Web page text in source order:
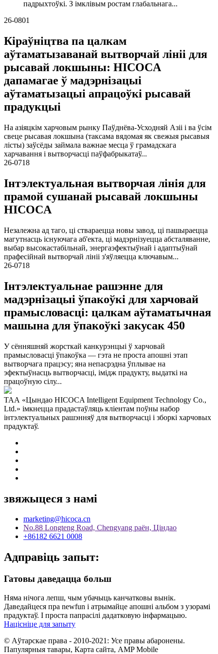
падрыхтоўкі. З імклівым ростам глабальнага...
26-0801
Кіраўніцтва па цалкам
аўтаматызаванай вытворчай лініі для
рысавай локшыны: HICOCA
дапамагае ў мадэрнізацыі
аўтаматызацыі апрацоўкі рысавай
прадукцыі
На азіяцкім харчовым рынку Паўднёва-Усходняй Азіі і ва ўсім
свеце рысавая локшына (таксама вядомая як свежыя рысавыя
лісты) заўсёды займала важнае месца ў грамадскага
харчавання і вытворчасці паўфабрыкатаў...
26-0718
Інтэлектуальная вытворчая лінія для
прамой сушанай рысавай локшыны
HICOCA
Незалежна ад таго, ці ствараецца новы завод, ці пашыраецца
магутнасць існуючага аб'екта, ці мадэрнізуецца абсталяванне,
выбар высокастабільнай, энергаэфектыўнай і адаптыўнай
прафесійнай вытворчай лініі з'яўляецца ключавым...
26-0718
Інтэлектуальнае рашэнне для
мадэрнізацыі ўпакоўкі для харчовай
прамысловасці: цалкам аўтаматычная
машына для ўпакоўкі закусак 450
У сённяшняй жорсткай канкурэнцыі ў харчовай
прамысловасці ўпакоўка — гэта не проста апошні этап
вытворчага працэсу; яна непасрэдна ўплывае на
эфектыўнасць вытворчасці, імідж прадукту, выдаткі на
працоўную сілу...
ТАА «Цындао HICOCA Intelligent Equipment Technology Co.,
Ltd.» імкнецца прадастаўляць кліентам поўны набор
інтэлектуальных рашэнняў для вытворчасці і зборкі харчовых
прадуктаў.
звяжыцеся з намі
marketing@hicoca.cn
No.88 Longteng Road, Chengyang раён, Ціндао
+86182 6621 0008
Адправіць запыт:
Гатовы даведацца больш
Няма нічога лепш, чым убачыць канчатковы вынік.
Даведайцеся пра newfun і атрымайце апошні альбом з узорамі
прадуктаў. І проста папрасілі дадатковую інфармацыю.
Націсніце для запыту
© Аўтарскае права - 2010-2021: Усе правы абаронены.
Папулярныя тавары, Карта сайта, AMP Mobile